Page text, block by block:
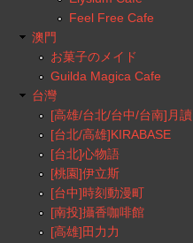
Feel Free Cafe
澳門
お菓子のメイド
Guilda Magica Cafe
台灣
[高雄/台北/台中/台南]月讀
[台北/高雄]KIRABASE
[台北]心物語
[桃園]伊立斯
[台中]時刻動漫町
[南投]攝香咖啡館
[高雄]田力力